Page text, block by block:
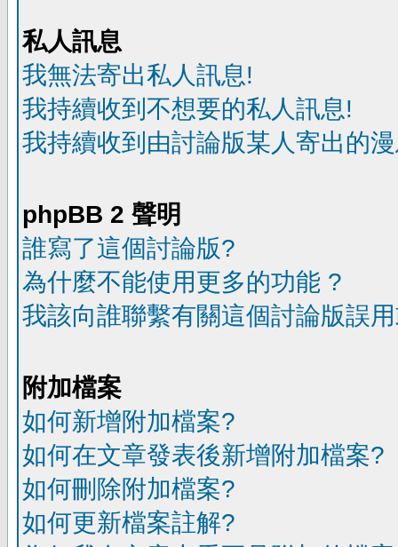
私人訊息
我無法寄出私人訊息!
我持續收到不想要的私人訊息!
我持續收到由討論版某人寄出的
phpBB 2 聲明
誰寫了這個討論版?
為什麼不能使用更多的功能 ?
我該向誰聯繫有關這個討論版誤
附加檔案
如何新增附加檔案?
如何在文章發表後新增附加檔案?
如何刪除附加檔案?
如何更新檔案註解?